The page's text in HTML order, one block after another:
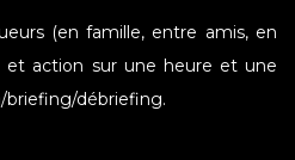
(en famille, entre amis, en
et action sur une heure et une
briefing/débriefing.